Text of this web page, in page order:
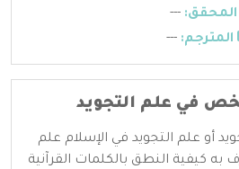
---
المترجم: ---
في علم التجويد
أو علم التجويد في الإسلام علم
به كيفية النطق بالكلمات القرآنية